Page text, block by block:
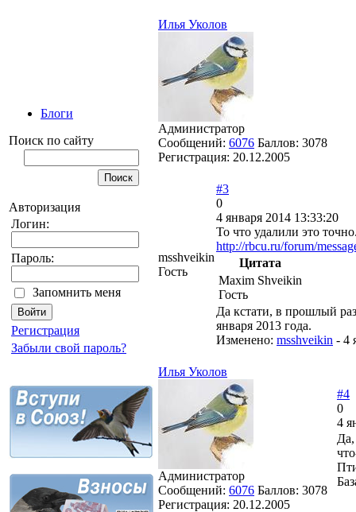
Блоги
Поиск по сайту
Авторизация
Логин:
Пароль:
Запомнить меня
Регистрация
Забыли свой пароль?
Илья Уколов
Администратор
Сообщений: 6076 Баллов: 3078
Регистрация: 20.12.2005
msshveikin
Гость
#3
0
4 января 2014 13:33:20
То что удалили это
http://rbcu.ru/forum/
Цитата
Maxim Shveikin
Гость
Да кстати, в прошлый
января 2013 года.
Изменено: msshveikin - 4
Илья Уколов
Администратор
Сообщений: 6076 Баллов: 3078
Регистрация: 20.12.2005
#4
0
4